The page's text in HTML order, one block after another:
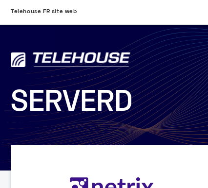
Telehouse FR site web
SERVERD